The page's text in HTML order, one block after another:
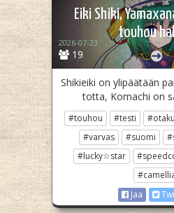
Eiki Shiki,
touhou
19
2026-07-23
Shikieiki on ylipäätään
totta, Komachi on
#touhou #testi #otaku
#varvas
#suomi
#lucky☆star
Jaa